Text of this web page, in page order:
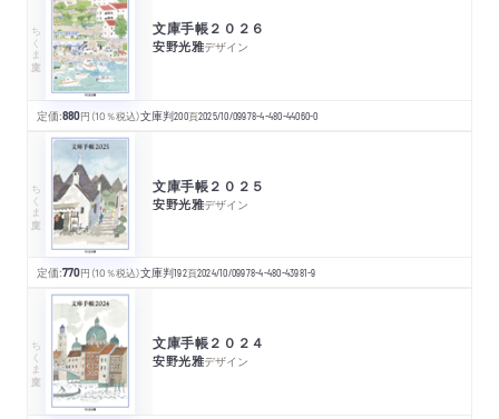
ちくま文庫 文庫手帳２０２６
安野光雅デザイン
定価:880円 （10％税込）文庫判200頁2025/10/09978-4-480-44060-0
ちくま文庫 文庫手帳２０２５
安野光雅デザイン
定価:770円 （10％税込）文庫判192頁2024/10/09978-4-480-43981-9
ちくま文庫 文庫手帳２０２４
安野光雅デザイン